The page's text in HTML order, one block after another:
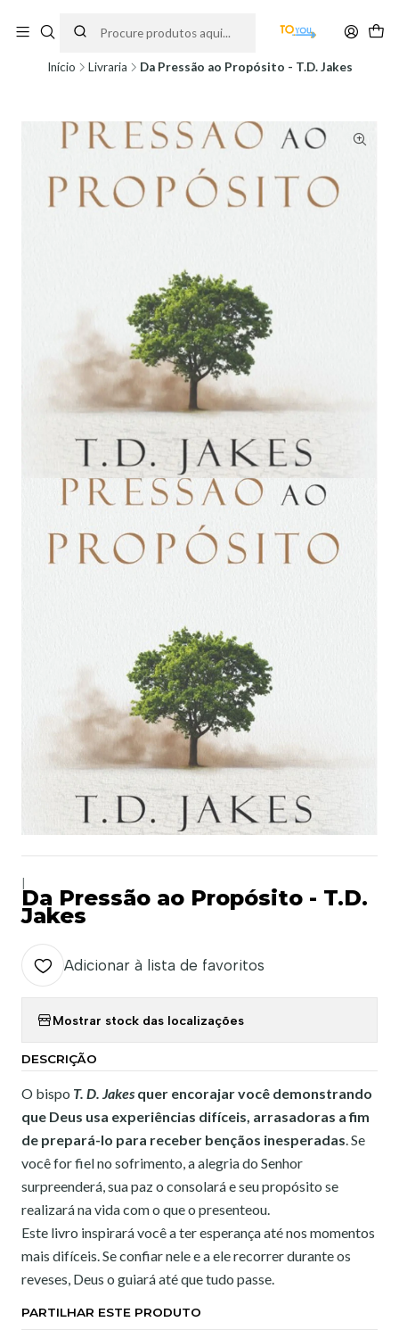
partir do dia 11 de Agosto, às 10H.
Início Livraria Da Pressão ao Propósito - T.D. Jakes
Da Pressão ao Propósito - T.D.
Jakes
Adicionar à lista de favoritos
Mostrar stock das localizações
DESCRIÇÃO
O bispo T. D. Jakes quer encorajar você demonstrando
que Deus usa experiências difíceis, arrasadoras a fim
de prepará-lo para receber bençãos inesperadas. Se
você for fiel no sofrimento, a alegria do Senhor
surpreenderá, sua paz o consolará e seu propósito se
realizará na vida com o que o presenteou.
Este livro inspirará você a ter esperança até nos momentos
mais difíceis. Se confiar nele e a ele recorrer durante os
reveses, Deus o guiará até que tudo passe.
PARTILHAR ESTE PRODUTO